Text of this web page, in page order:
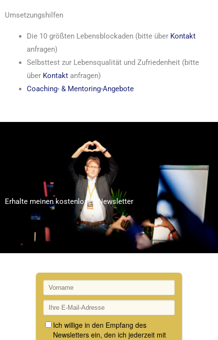
Umsetzungshilfen
Die 10 größten Lebensblockaden (bitte über Kontakt
anfragen)
Selbsttest zur Lebensqualität und Zufriedenheit (bitte
über Kontakt anfragen)
Coaching- & Mentoring-Angebote
Erhalte meinen kostenlosen Newsletter